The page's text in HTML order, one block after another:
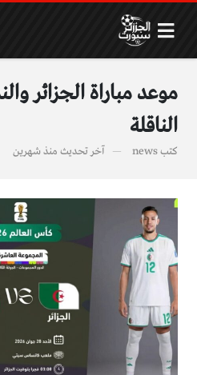
موعد مباراة الجزائر
الناقلة
كتبnews آخر تحديث منذ شهرين